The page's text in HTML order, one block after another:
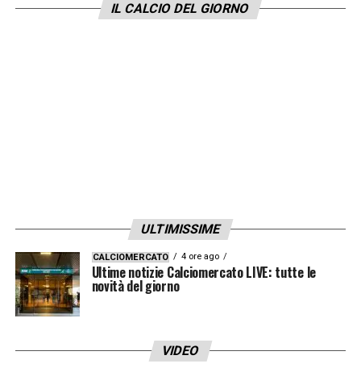
IL CALCIO DEL GIORNO
ULTIMISSIME
CALCIOMERCATO 4 ore ago
Ultime notizie Calciomercato LIVE: tutte le
novità del giorno
VIDEO